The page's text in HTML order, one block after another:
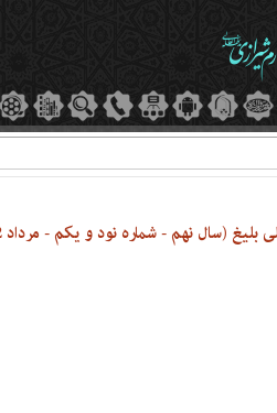
(سال نهم - شماره نود و یکم - مرداد 1402)